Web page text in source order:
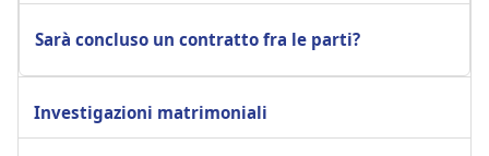
Sarà concluso un contratto fra le parti?
Investigazioni matrimoniali